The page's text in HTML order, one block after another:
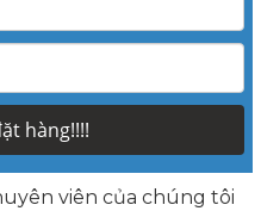
hàng!!!!
viên của chúng tôi